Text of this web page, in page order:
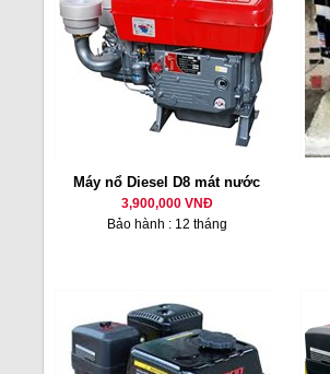
Máy nổ Diesel D8 mát nước
3,900,000 VNĐ
Bảo hành : 12 tháng